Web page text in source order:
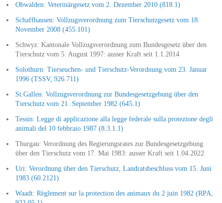
Obwalden: Veterinärgesetz vom 2. Dezember 2010 (818.1)
Schaffhausen: Vollzugsverordnung zum Tierschutzgesetz vom 18.
November 2008 (455.101)
Schwyz: Kantonale Vollzugsverordnung zum Bundesgesetz über den
Tierschutz vom 5. August 1997: ausser Kraft seit 1.1.2014
Solothurn: Tierseuchen- und Tierschutz-Verordnung vom 23. Januar
1996 (TSSV, 926.711)
St.Gallen: Vollzugsverordnung zur Bundesgesetzgebung über den
Tierschutz vom 21. September 1982 (645.1)
Tessin: Legge di applicazione alla legge federale sulla protezione degli
animali del 10 febbraio 1987 (8.3.1.1)
Thurgau: Verordnung des Regierungsrates zur Bundesgesetzgebung
über den Tierschutz vom 17. Mai 1983: ausser Kraft seit 1.04.2022
Uri: Verordnung über den Tierschutz, Landratsbeschluss vom 15. Juni
1983 (60.2121)
Waadt: Règlement sur la protection des animaux du 2 juin 1982 (RPA,